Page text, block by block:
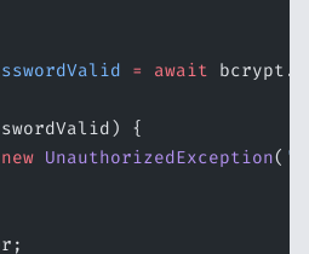
= await bcrypt.
{
new UnauthorizedException(